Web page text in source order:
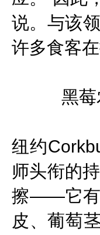
说。与该
许多食客
黑
纽约
师头衔的
擦——它有
皮、葡萄